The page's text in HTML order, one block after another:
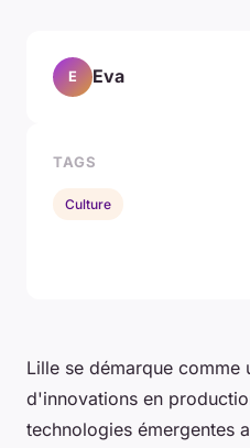
Lille se démarque comme
d'innovations en
technologies émergentes
E Eva
TAGS
Culture